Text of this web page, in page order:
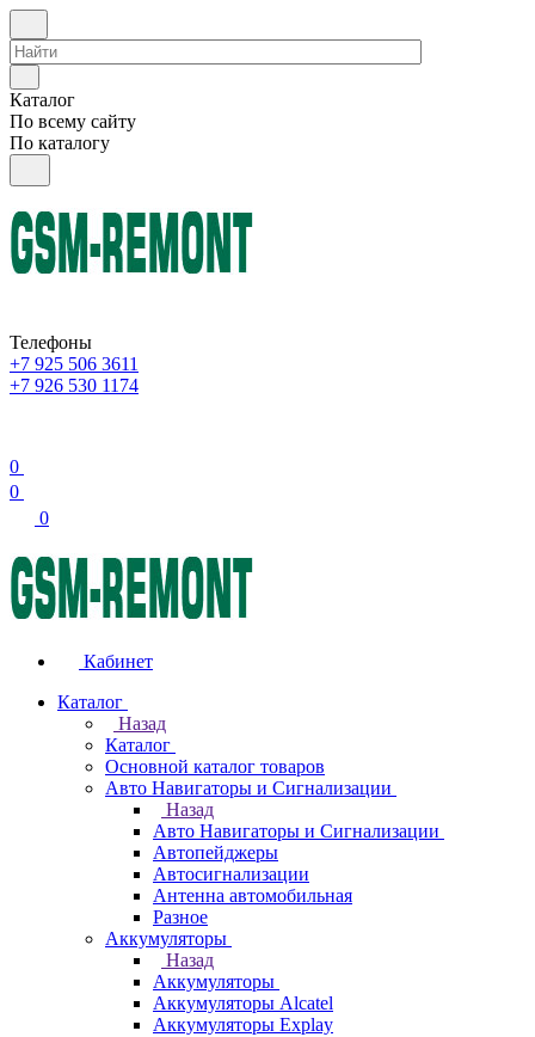
Каталог
По всему сайту
По каталогу
Телефоны
+7 925 506 3611
+7 926 530 1174
0
0
0
Кабинет
Каталог
Назад
Каталог
Основной каталог товаров
Авто Навигаторы и Сигнализации
Назад
Авто Навигаторы и Сигнализации
Автопейджеры
Автосигнализации
Антенна автомобильная
Разное
Аккумуляторы
Назад
Аккумуляторы
Аккумуляторы Alcatel
Аккумуляторы Explay